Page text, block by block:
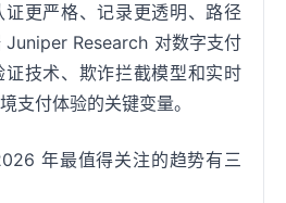
更严格、记录更透明、路径
Juniper Research 对数字支付
技术、欺诈拦截模型和实时
支付体验的关键变量。
年最值得关注的趋势有三